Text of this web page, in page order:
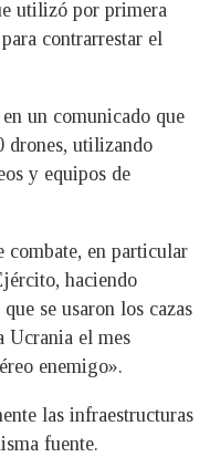
utilizó por primera
contrarrestar el
un comunicado que
drones, utilizando
y equipos de
combate, en particular
haciendo
se usaron los cazas
Ucrania el mes
enemigo».
las infraestructuras
fuente.